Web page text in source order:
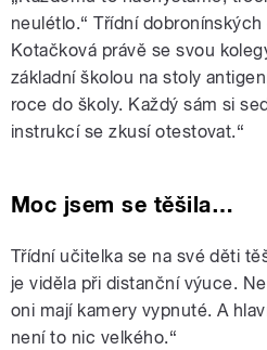
neulétlo.“ Třídní
Kotačková právě se svou
základní školou na stoly
roce do školy. Každý sám si
instrukcí se zkusí otestovat.“
Moc jsem se těšila…
Třídní učitelka se na své děti
je viděla při distanční výuce.
oni mají kamery vypnuté. A
není to nic velkého.“